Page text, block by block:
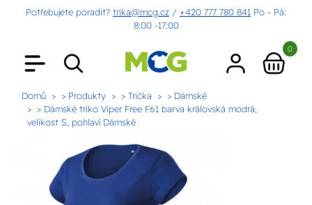
Potřebujete poradit? trika@mcg.cz / +420 777 780 841 Po - Pá:
8:00 -17:00
0
Domů > Produkty > Trička
> Dámské
> Dámské triko Viper Free F61 barva královská modrá,
velikost S, pohlaví Dámské